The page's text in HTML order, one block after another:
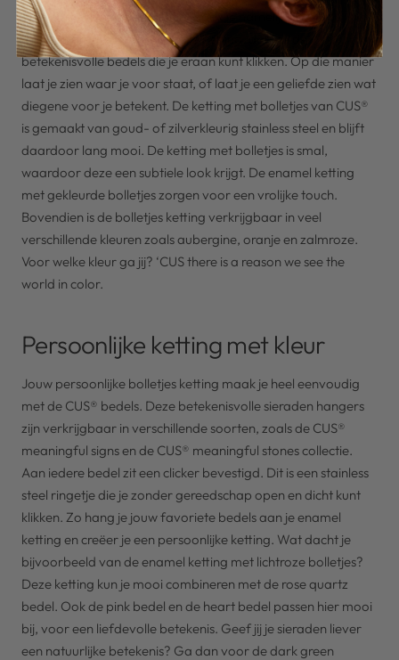
dragen. Met bolletjes ketting maak je namelijk in een
handomdraai een persoonlijke ketting, dankzij de
betekenisvolle bedels die je eraan kunt klikken. Op die manier
laat je zien waar je voor staat, of laat je een geliefde zien wat
diegene voor je betekent. De ketting met bolletjes van CUS®
is gemaakt van goud- of zilverkleurig stainless steel en blijft
daardoor lang mooi. De ketting met bolletjes is smal,
waardoor deze een subtiele look krijgt. De enamel ketting
met gekleurde bolletjes zorgen voor een vrolijke touch.
Bovendien is de bolletjes ketting verkrijgbaar in veel
verschillende kleuren zoals aubergine, oranje en zalmroze.
Voor welke kleur ga jij? ‘CUS there is a reason we see the
world in color.
Persoonlijke ketting met kleur
Jouw persoonlijke bolletjes ketting maak je heel eenvoudig
met de CUS® bedels. Deze betekenisvolle sieraden hangers
zijn verkrijgbaar in verschillende soorten, zoals de CUS®
meaningful signs en de CUS® meaningful stones collectie.
Aan iedere bedel zit een clicker bevestigd. Dit is een stainless
steel ringetje die je zonder gereedschap open en dicht kunt
klikken. Zo hang je jouw favoriete bedels aan je enamel
ketting en creëer je een persoonlijke ketting. Wat dacht je
bijvoorbeeld van de enamel ketting met lichtroze bolletjes?
Deze ketting kun je mooi combineren met de rose quartz
bedel. Ook de pink bedel en de heart bedel passen hier mooi
bij, voor een liefdevolle betekenis. Geef jij je sieraden liever
een natuurlijke betekenis? Ga dan voor de dark green